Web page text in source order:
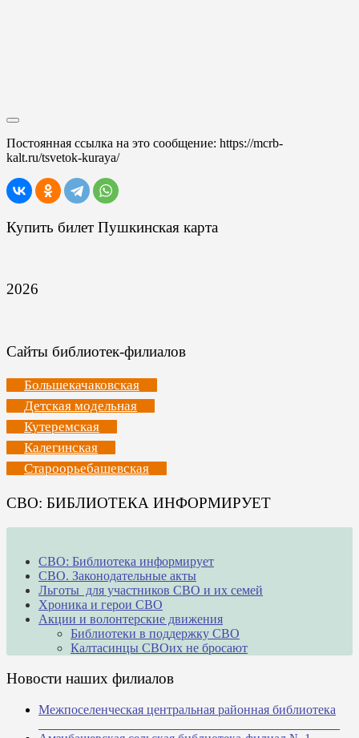
Постоянная ссылка на это сообщение: https://mcrb-
kalt.ru/tsvetok-kuraya/
Купить билет Пушкинская карта
2026
Сайты библиотек-филиалов
Большекачаковская
Детская модельная
Кутеремская
Калегинская
Староорьебашевская
СВО: БИБЛИОТЕКА ИНФОРМИРУЕТ
СВО: Библиотека информирует
СВО. Законодательные акты
Льготы для участников СВО и их семей
Хроника и герои СВО
Акции и волонтерские движения
Библиотеки в поддержку СВО
Калтасинцы СВОих не бросают
Новости наших филиалов
Межпоселенческая центральная районная библиотека